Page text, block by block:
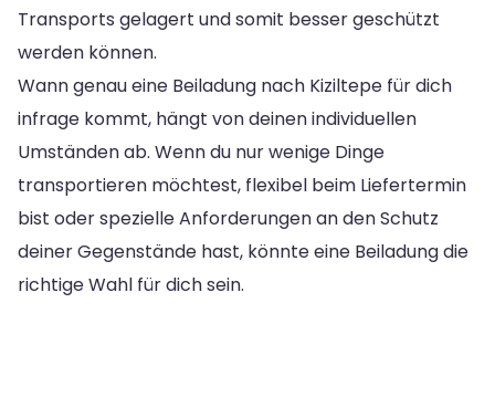
Transports gelagert und somit besser geschützt
werden können.
Wann genau eine Beiladung nach Kiziltepe für dich
infrage kommt, hängt von deinen individuellen
Umständen ab. Wenn du nur wenige Dinge
transportieren möchtest, flexibel beim Liefertermin
bist oder spezielle Anforderungen an den Schutz
deiner Gegenstände hast, könnte eine Beiladung die
richtige Wahl für dich sein.